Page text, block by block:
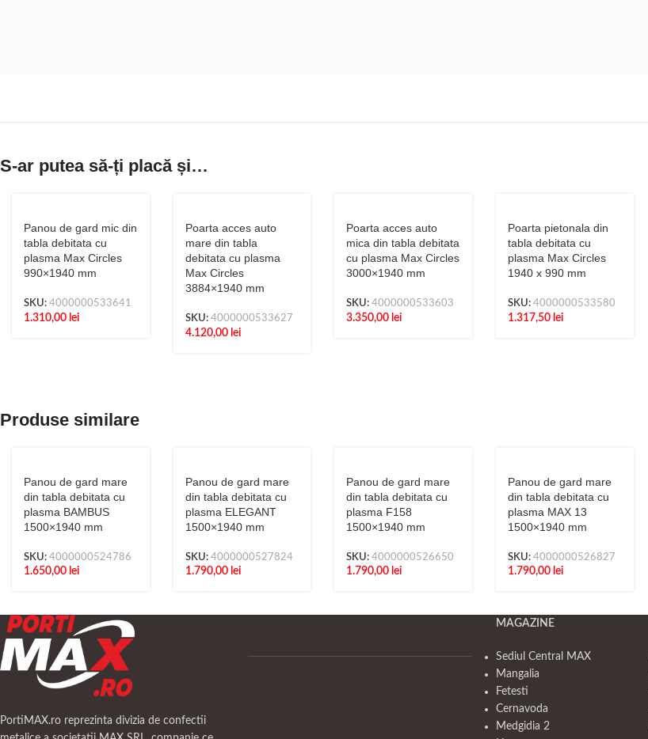
S-ar putea să-ți placă și…
Panou de gard mic din
tabla debitata cu
plasma Max Circles
990×1940 mm
SKU: 4000000533641
1.310,00 lei
Poarta acces auto
mare din tabla
debitata cu plasma
Max Circles
3884×1940 mm
SKU: 4000000533627
4.120,00 lei
Poarta acces auto
mica din tabla debitata
cu plasma Max Circles
3000×1940 mm
SKU:4000000533603
3.350,00 lei
Poarta pietonala din
tabla debitata cu
plasma Max Circles
1940 x 990 mm
SKU: 4000000533580
1.317,50 lei
Produse similare
Panou de gard mare
din tabla debitata cu
plasma BAMBUS
1500×1940 mm
SKU: 4000000524786
1.650,00 lei
Panou de gard mare
din tabla debitata cu
plasma ELEGANT
1500×1940 mm
SKU: 4000000527824
1.790,00 lei
Panou de gard mare
din tabla debitata cu
plasma F158
1500×1940 mm
SKU:4000000526650
1.790,00 lei
Panou de gard mare
din tabla debitata cu
plasma MAX 13
1500×1940 mm
SKU: 4000000526827
1.790,00 lei
PortiMAX.ro reprezinta divizia de confectii
MAGAZINE
Sediul Central MAX
Mangalia
Fetesti
Cernavoda
Medgidia 2